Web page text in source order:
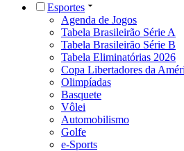
Esportes
Agenda de Jogos
Tabela Brasileirão Série A
Tabela Brasileirão Série B
Tabela Eliminatórias 2026
Copa Libertadores da
Olimpíadas
Basquete
Vôlei
Automobilismo
Golfe
e-Sports